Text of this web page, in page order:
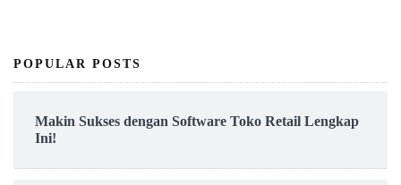
POPULAR POSTS
Makin Sukses dengan Software Toko Retail Lengkap
Ini!